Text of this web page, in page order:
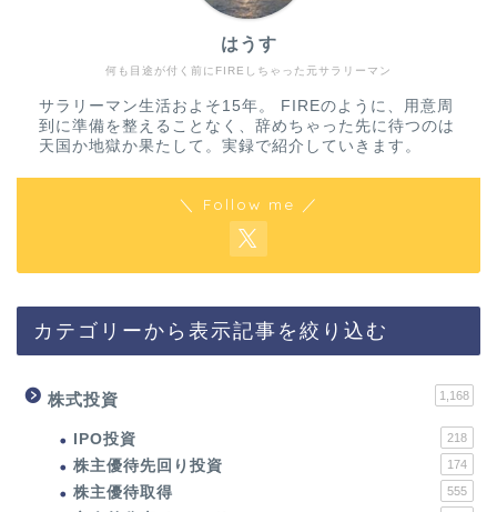
何も目途が付く前にFIREしちゃった元サラリーマン
はうす
サラリーマン生活およそ15年。 FIREのように、用意周
到に準備を整えることなく、辞めちゃった先に待つのは
天国か地獄か果たして。実録で紹介していきます。
＼ Follow me ／
カテゴリーから表示記事を絞り込む
株式投資 1,168
IPO投資 218
株主優待先回り投資 174
株主優待取得 555